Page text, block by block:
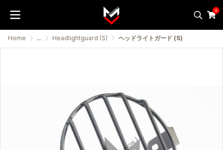
0
Home ... Headlightguard (S) ヘッドライトガード (S)